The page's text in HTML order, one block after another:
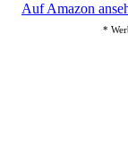
Auf Amazon
*